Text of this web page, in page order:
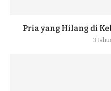
Pria yang Hilang di
3